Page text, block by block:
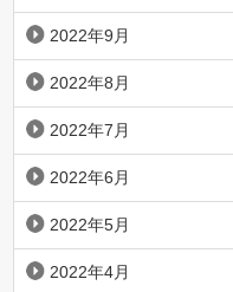
2022年9月
2022年8月
2022年7月
2022年6月
2022年5月
2022年4月